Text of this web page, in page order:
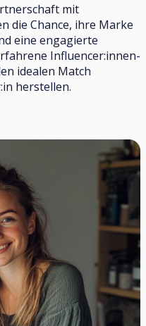
mit
die Chance, ihre Marke
eine engagierte
Influencer:innen-
idealen Match
herstellen.